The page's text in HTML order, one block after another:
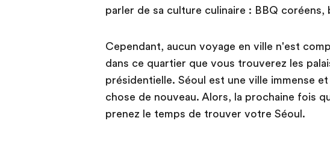
parler de sa culture culinaire : BBQ
Cependant, aucun voyage en ville n'est
dans ce quartier que vous trouverez les
présidentielle. Séoul est une ville immense
chose de nouveau. Alors, la prochaine fois
prenez le temps de trouver votre Séoul.